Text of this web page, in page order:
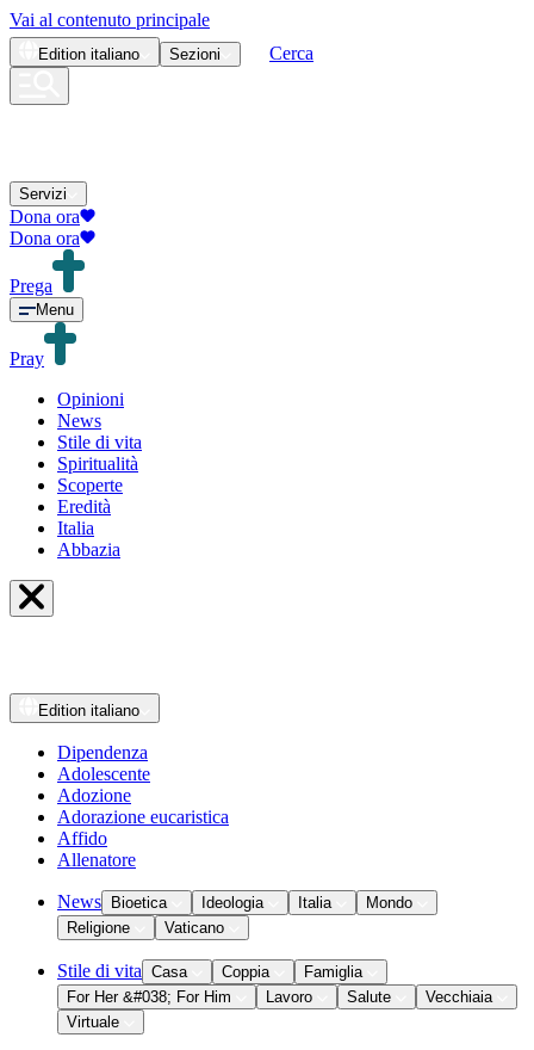
Vai al contenuto principale
Edition italiano Sezioni Cerca
Servizi
Dona ora
Dona ora
Prega
Menu
Pray
Opinioni
News
Stile di vita
Spiritualità
Scoperte
Eredità
Italia
Abbazia
Edition italiano
Dipendenza
Adolescente
Adozione
Adorazione eucaristica
Affido
Allenatore
News Bioetica Ideologia Italia
Mondo
Religione
Vaticano
Stile di vita Casa Coppia
Famiglia
For Her &#038; For Him
Lavoro Salute
Vecchiaia
Virtuale